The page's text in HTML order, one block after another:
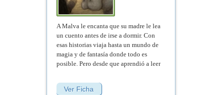
A Malva le encanta que su madre le lea
un cuento antes de irse a dormir. Con
esas historias viaja hasta un mundo de
magia y de fantasía donde todo es
posible. Pero desde que aprendió a leer
"cama y cuento"
Ver Ficha